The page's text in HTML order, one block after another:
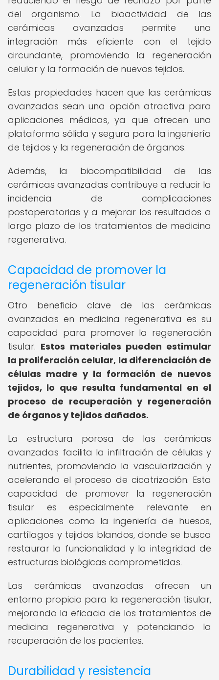
del organismo. La bioactividad de las
cerámicas avanzadas permite una
integración más eficiente con el tejido
circundante, promoviendo la regeneración
celular y la formación de nuevos tejidos.
Estas propiedades hacen que las cerámicas
avanzadas sean una opción atractiva para
aplicaciones médicas, ya que ofrecen una
plataforma sólida y segura para la ingeniería
de tejidos y la regeneración de órganos.
Además, la biocompatibilidad de las
cerámicas avanzadas contribuye a reducir la
incidencia de complicaciones
postoperatorias y a mejorar los resultados a
largo plazo de los tratamientos de medicina
regenerativa.
Capacidad de promover la
regeneración tisular
Otro beneficio clave de las cerámicas
avanzadas en medicina regenerativa es su
capacidad para promover la regeneración
tisular. Estos materiales pueden estimular
la proliferación celular, la diferenciación de
células madre y la formación de nuevos
tejidos, lo que resulta fundamental en el
proceso de recuperación y regeneración
de órganos y tejidos dañados.
La estructura porosa de las cerámicas
avanzadas facilita la infiltración de células y
nutrientes, promoviendo la vascularización y
acelerando el proceso de cicatrización. Esta
capacidad de promover la regeneración
tisular es especialmente relevante en
aplicaciones como la ingeniería de huesos,
cartílagos y tejidos blandos, donde se busca
restaurar la funcionalidad y la integridad de
estructuras biológicas comprometidas.
Las cerámicas avanzadas ofrecen un
entorno propicio para la regeneración tisular,
mejorando la eficacia de los tratamientos de
medicina regenerativa y potenciando la
recuperación de los pacientes.
Durabilidad y resistencia